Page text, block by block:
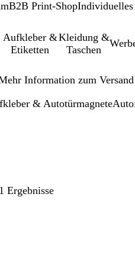
B2B Print-Shop
Aufkleber &
Etiketten
Kleidung &
Taschen
Information zum Versand
& Autotürmagnete
Ergebnisse